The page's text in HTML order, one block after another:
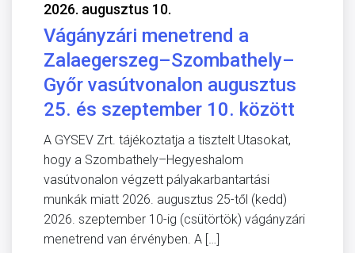
2026. augusztus 10.
Vágányzári menetrend a
Zalaegerszeg–Szombathely–
Győr vasútvonalon augusztus
25. és szeptember 10. között
A GYSEV Zrt. tájékoztatja a tisztelt Utasokat,
hogy a Szombathely–Hegyeshalom
vasútvonalon végzett pályakarbantartási
munkák miatt 2026. augusztus 25-től (kedd)
2026. szeptember 10-ig (csütörtök) vágányzári
menetrend van érvényben. A […]